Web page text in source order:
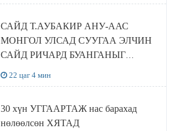
САЙД Т.АУБАКИР АНУ-ААС
МОНГОЛ УЛСАД СУУГАА ЭЛЧИН
САЙД РИЧАРД БУАНГАНЫГ
22 цаг 4 мин
30 хүн УГГААРТАЖ нас барахад
нөлөөлсөн ХЯТАД